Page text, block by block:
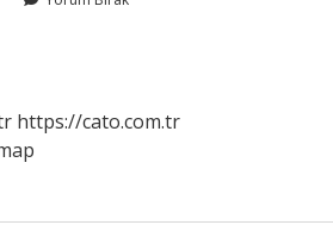
https://cato.com.tr